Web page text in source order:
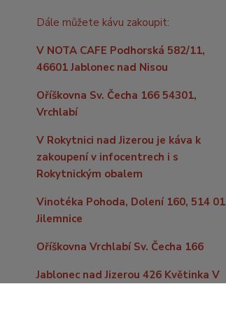
Dále můžete kávu zakoupit:
V NOTA CAFE Podhorská 582/11,
46601 Jablonec nad Nisou
Oříškovna Sv. Čecha 166 54301,
Vrchlabí
V Rokytnici nad Jizerou je káva k
zakoupení v infocentrech i s
Rokytnickým obalem
Vinotéka Pohoda, Dolení 160, 514 01
Jilemnice
Oříškovna Vrchlabí Sv. Čecha 166
Jablonec nad Jizerou 426 Květinka V